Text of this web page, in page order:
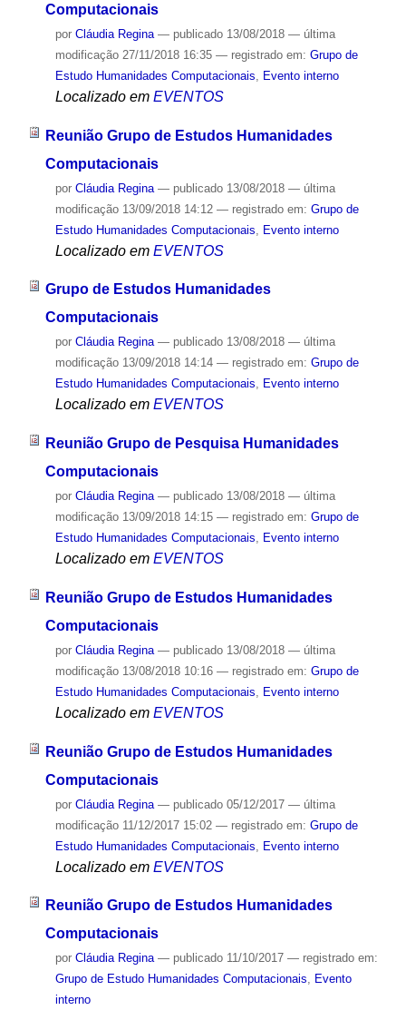
Computacionais
por Cláudia Regina — publicado13/08/2018 — última
modificação27/11/2018 16:35 — registrado em: Grupo de
Estudo Humanidades Computacionais, Evento interno
Localizado em EVENTOS
Reunião Grupo de Estudos Humanidades
Computacionais
por Cláudia Regina — publicado13/08/2018 — última
modificação13/09/2018 14:12 — registrado em: Grupo de
Estudo Humanidades Computacionais
Evento interno
Localizado em EVENTOS
Grupo de Estudos Humanidades
Computacionais
por Cláudia Regina — publicado13/08/2018 — última
modificação13/09/2018 14:14 — registrado em: Grupo de
Estudo Humanidades Computacionais, Evento interno
Localizado em EVENTOS
Reunião Grupo de Pesquisa Humanidades
Computacionais
por Cláudia Regina — publicado13/08/2018 — última
modificação13/09/2018 14:15 — registrado em: Grupo de
Estudo Humanidades Computacionais, Evento interno
Localizado em EVENTOS
Reunião Grupo de Estudos Humanidades
Computacionais
por Cláudia Regina — publicado13/08/2018 — última
modificação13/08/2018 10:16 — registrado em: Grupo de
Estudo Humanidades Computacionais
Evento interno
Localizado em EVENTOS
Reunião Grupo de Estudos Humanidades
Computacionais
por Cláudia Regina — publicado05/12/2017 — última
modificação11/12/2017 15:02 — registrado em: Grupo de
Estudo Humanidades Computacionais
Evento interno
Localizado em EVENTOS
Reunião Grupo de Estudos Humanidades
Computacionais
por Cláudia Regina — publicado11/10/2017 — registrado em:
Grupo de Estudo Humanidades Computacionais, Evento
interno